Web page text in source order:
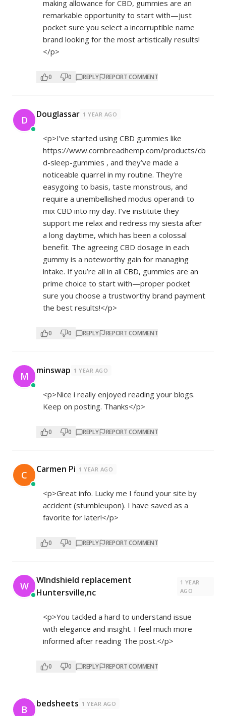
making allowance for CBD, gummies are an
remarkable opportunity to start with—just
pocket sure you select a incorruptible name
brand looking for the most artistically results!
</p>
0 0 REPLY REPORT COMMENT
D Douglassar 1 YEAR AGO
<p>I’ve started using CBD gummies like
https://www.cornbreadhemp.com/products/cb
d-sleep-gummies , and they’ve made a
noticeable quarrel in my routine. They’re
easygoing to basis, taste monstrous, and
require a unembellished modus operandi to
mix CBD into my day. I’ve institute they
support me relax and redress my siesta after
a long daytime, which has been a colossal
benefit. The agreeing CBD dosage in each
gummy is a noteworthy gain for managing
intake. If you’re all in all CBD, gummies are an
prime choice to start with—proper pocket
sure you choose a trustworthy brand payment
the best results!</p>
0 0 REPLY REPORT COMMENT
M minswap 1 YEAR AGO
<p>Nice i really enjoyed reading your blogs.
Keep on posting. Thanks</p>
0 0 REPLY REPORT COMMENT
C Carmen Pi 1 YEAR AGO
<p>Great info. Lucky me I found your site by
accident (stumbleupon). I have saved as a
favorite for later!</p>
0 0 REPLY REPORT COMMENT
W
WIndshield replacement
Huntersville,nc
1 YEAR
AGO
<p>You tackled a hard to understand issue
with elegance and insight. I feel much more
informed after reading The post.</p>
0 0 REPLY REPORT COMMENT
B bedsheets 1 YEAR AGO